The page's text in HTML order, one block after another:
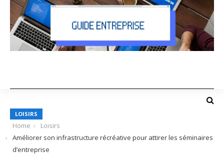
LOISIRS
Home
Loisirs
Améliorer son infrastructure récréative pour attirer les séminaires
d’entreprise